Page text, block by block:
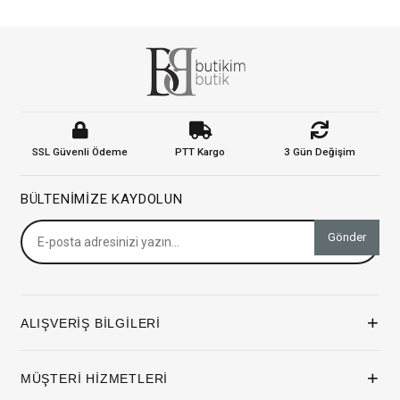
SSL Güvenli Ödeme PTT Kargo 3 Gün Değişim
BÜLTENIMIZE KAYDOLUN
Gönder
ALIŞVERİŞ BİLGİLERİ +
MÜŞTERİ HİZMETLERİ +